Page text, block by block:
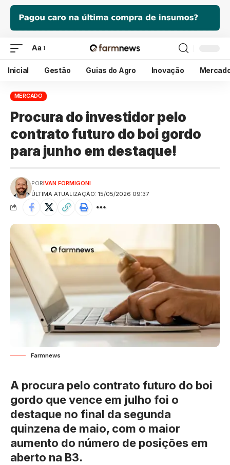
Aa
Inicial Gestão Guias do Agro Inovação
MERCADO
Procura do investidor pelo
contrato futuro do boi gordo
para junho em destaque!
ÚLTIMA ATUALIZAÇÃO: 15/05/2026 09:37
PORIVAN FORMIGONI
Farmnews
A procura pelo contrato futuro do boi
gordo que vence em julho foi o
destaque no final da segunda
quinzena de maio, com o maior
aumento do número de posições em
aberto na B3.